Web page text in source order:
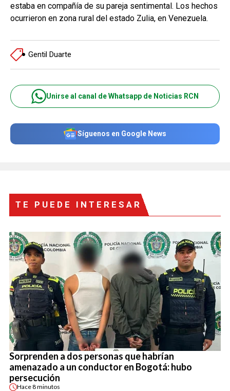
estaba en compañía de su pareja sentimental. Los hechos
ocurrieron en zona rural del estado Zulia, en Venezuela.
Gentil Duarte
Unirse al canal de Whatsapp de Noticias RCN
Síguenos en Google News
TE PUEDE INTERESAR
Sorprenden a dos personas que habrían
amenazado a un conductor en Bogotá: hubo
persecución
Hace8 minutos